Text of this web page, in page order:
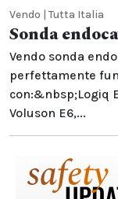
Vendo | Tutta Italia
Sonda
Vendo sonda
perfettamente
con:&nbsp;Logiq
Voluson E6,...